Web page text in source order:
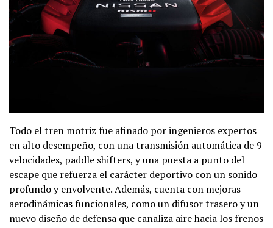
Todo el tren motriz fue afinado por ingenieros expertos
en alto desempeño, con una transmisión automática de 9
velocidades, paddle shifters, y una puesta a punto del
escape que refuerza el carácter deportivo con un sonido
profundo y envolvente. Además, cuenta con mejoras
aerodinámicas funcionales, como un difusor trasero y un
nuevo diseño de defensa que canaliza aire hacia los frenos